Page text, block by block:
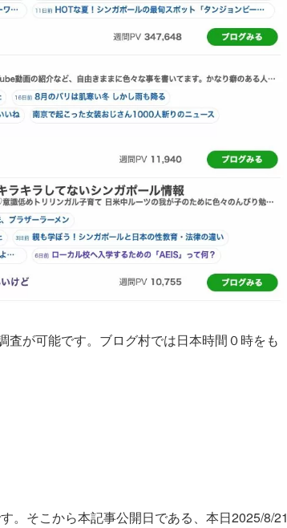
が可能です。ブログ村では日本時間０時をも
。そこから本記事公開日である、本日2025/8/21